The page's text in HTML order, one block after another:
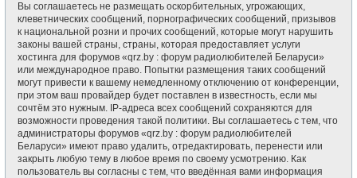
Вы соглашаетесь не размещать оскорбительных, угрожающих,
клеветнических сообщений, порнографических сообщений, призывов
к национальной розни и прочих сообщений, которые могут нарушить
законы вашей страны, страны, которая предоставляет услуги
хостинга для форумов «qrz.by : форум радиолюбителей Беларуси»
или международное право. Попытки размещения таких сообщений
могут привести к вашему немедленному отключению от конференции,
при этом ваш провайдер будет поставлен в известность, если мы
сочтём это нужным. IP-адреса всех сообщений сохраняются для
возможности проведения такой политики. Вы соглашаетесь с тем, что
администраторы форумов «qrz.by : форум радиолюбителей
Беларуси» имеют право удалить, отредактировать, перенести или
закрыть любую тему в любое время по своему усмотрению. Как
пользователь вы согласны с тем, что введённая вами информация